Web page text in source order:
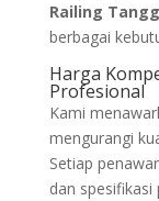
Railing
berbagai
Harga
Profesional
Kami
mengurangi
Setiap
dan